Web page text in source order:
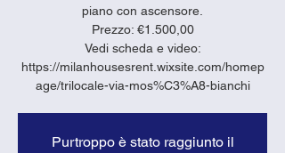
piano con ascensore.
Prezzo: €1.500,00
Vedi scheda e video:
https://milanhousesrent.wixsite.com/homep
age/trilocale-via-mos%C3%A8-bianchi
Purtroppo è stato raggiunto il